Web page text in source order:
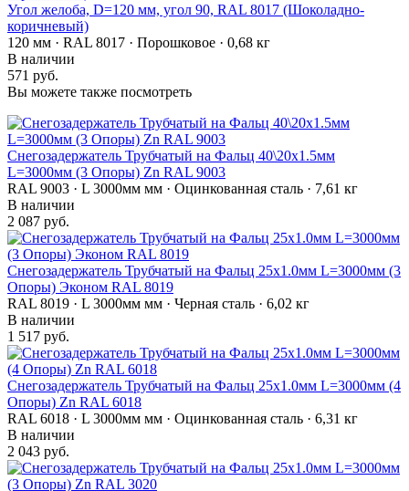
Угол желоба, D=120 мм, угол 90, RAL 8017 (Шоколадно-
коричневый)
120 мм · RAL 8017 · Порошковое · 0,68 кг
В наличии
571 руб.
Вы можете также посмотреть
Снегозадержатель Трубчатый на Фальц 40\20х1.5мм
L=3000мм (3 Опоры) Zn RAL 9003
RAL 9003 · L 3000мм мм · Оцинкованная сталь · 7,61 кг
В наличии
2 087 руб.
Снегозадержатель Трубчатый на Фальц 25х1.0мм L=3000мм (3
Опоры) Эконом RAL 8019
RAL 8019 · L 3000мм мм · Черная сталь · 6,02 кг
В наличии
1 517 руб.
Снегозадержатель Трубчатый на Фальц 25х1.0мм L=3000мм (4
Опоры) Zn RAL 6018
RAL 6018 · L 3000мм мм · Оцинкованная сталь · 6,31 кг
В наличии
2 043 руб.